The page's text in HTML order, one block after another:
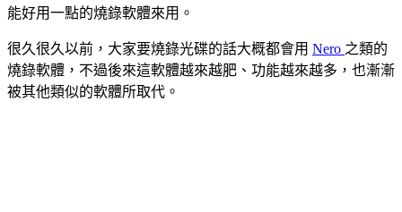
能好用一點的燒錄軟體來用。
很久很久以前，大家要燒錄光碟的話大概都會用 Nero 之類的
燒錄軟體，不過後來這軟體越來越肥、功能越來越多，也漸漸
被其他類似的軟體所取代。